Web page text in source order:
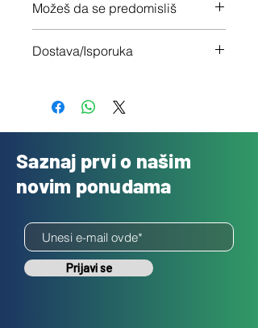
Možeš da se predomisliš
nisi zadovoljan
Dostava/Isporuka
Saznaj prvi o našim
novim ponudama
Prijavi se